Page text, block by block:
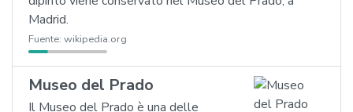
Madrid.
Fuente: wikipedia.org
Museo del Prado
Il Museo del Prado è una delle